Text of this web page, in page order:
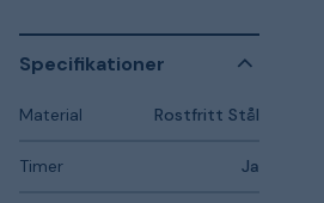
Specifikationer
Material Rostfritt Stål
Timer Ja